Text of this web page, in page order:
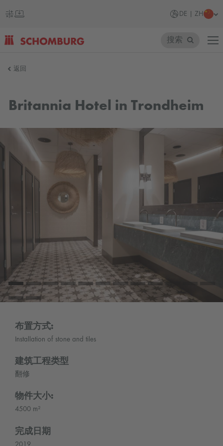
DE | ZH
国
搜索
返回
Britannia Hotel in Trondheim
布置方式:
Installation of stone and tiles
建筑工程类型
翻修
物件大小:
4500 m²
完成日期
2019